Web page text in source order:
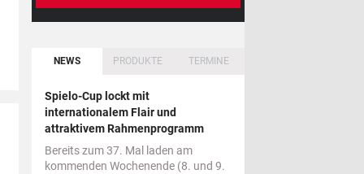
NEWS PRODUKTE TERMINE
Spielo-Cup lockt mit
internationalem Flair und
attraktivem Rahmenprogramm
Bereits zum 37. Mal laden am
kommenden Wochenende (8. und 9.